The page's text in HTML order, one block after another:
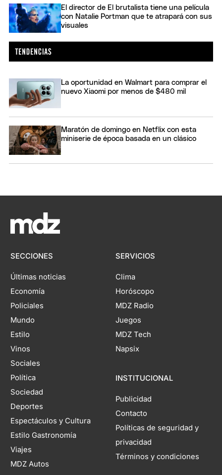
El director de El brutalista tiene una película
con Natalie Portman que te atrapará con sus
visuales
La oportunidad en Walmart para comprar el
nuevo Xiaomi por menos de $480 mil
Maratón de domingo en Netflix con esta
miniserie de época basada en un clásico
SECCIONES
Últimas noticias
Economía
Policiales
Mundo
Estilo
Vinos
Sociales
Política
Sociedad
Deportes
Espectáculos y Cultura
Estilo Gastronomía
Viajes
MDZ Autos
SERVICIOS
Clima
Horóscopo
MDZ Radio
Juegos
MDZ Tech
Napsix
INSTITUCIONAL
Publicidad
Contacto
Políticas de seguridad y
privacidad
Términos y condiciones